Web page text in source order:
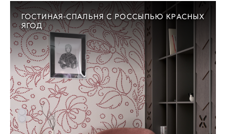
ГОСТИНАЯ-СПАЛЬНЯ С РОССЫПЬЮ КРАСНЫХ
ЯГОД